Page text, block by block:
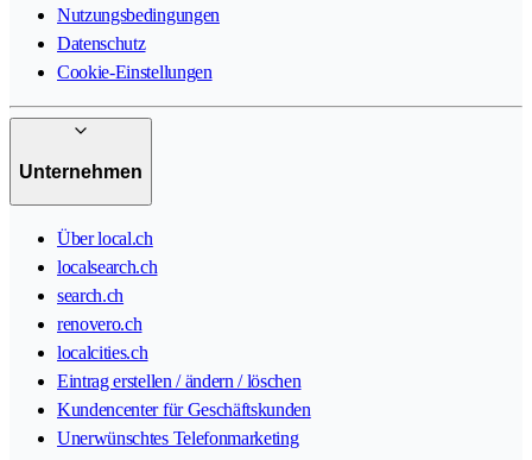
Nutzungsbedingungen
Datenschutz
Cookie-Einstellungen
Unternehmen
Über local.ch
localsearch.ch
search.ch
renovero.ch
localcities.ch
Eintrag erstellen / ändern / löschen
Kundencenter für Geschäftskunden
Unerwünschtes Telefonmarketing